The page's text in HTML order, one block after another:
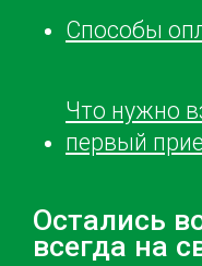
Способы
Что нужно
первый
Остались
всегда на